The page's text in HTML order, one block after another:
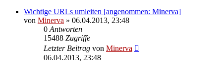
Wichtige URLs umleiten [angenommen: Minerva]
von Minerva » 06.04.2013, 23:48
0 Antworten
15488 Zugriffe
Letzter Beitrag von Minerva
06.04.2013, 23:48